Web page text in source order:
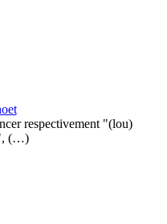
respectivement "(lou)
(…)